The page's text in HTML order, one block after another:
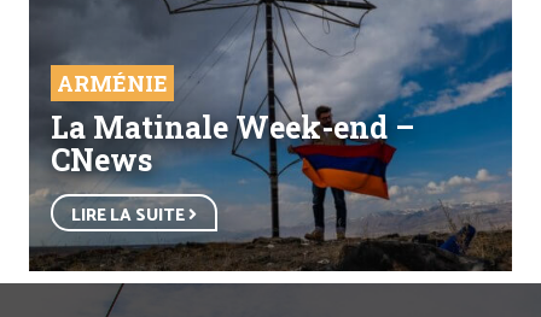
ARMÉNIE
La Matinale Week-end –
CNews
LIRE LA SUITE